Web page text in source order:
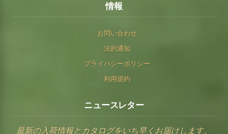
情報
お問い合わせ
法的通知
プライバシーポリシー
利用規約
ニュースレター
最新の入荷情報とカタログをいち早くお届けします。